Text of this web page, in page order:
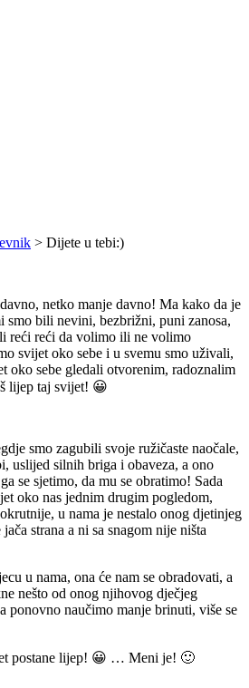
> Dijete u tebi:)
netko manje davno! Ma kako da je
smo bili nevini, bezbrižni, puni zanosa,
reći reći da volimo ili ne volimo
svijet oko sebe i u svemu smo uživali,
oko sebe gledali otvorenim, radoznalim
lijep taj svijet! 😀
smo zagubili svoje ružičaste naočale,
uslijed silnih briga i obaveza, a ono
se sjetimo, da mu se obratimo! Sada
oko nas jednim drugim pogledom,
u nama je nestalo onog djetinjeg
strana a ni sa snagom nije ništa
u nama, ona će nam se obradovati, a
nešto od onog njihovog dječjeg
ponovno naučimo manje brinuti, više se
postane lijep! 😀 … Meni je! 🙂